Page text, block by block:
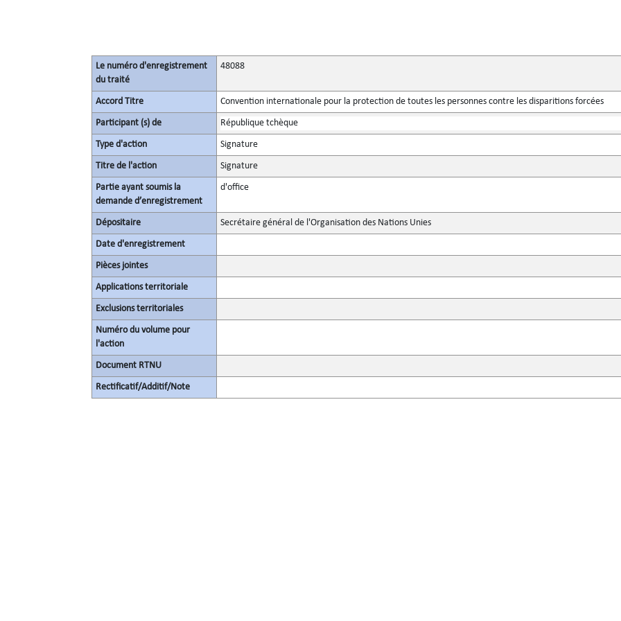
Le numéro d'enregistrement
du traité
48088
Accord Titre Convention internationale pour la protection de toutes les personnes contre les disparitions forcées
Participant (s) de République tchèque
Type d'action Signature
Titre de l'action Signature
Partie ayant soumis la
demande d’enregistrement
d'office
Dépositaire Secrétaire général de l'Organisation des Nations Unies
Date d'enregistrement
Pièces jointes
Applications territoriale
Exclusions territoriales
Numéro du volume pour
l'action
Document RTNU
Rectificatif/Additif/Note